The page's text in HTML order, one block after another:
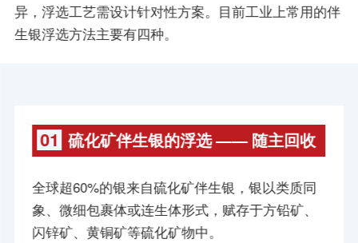
异，浮选工艺需设计针对性方案。目前工业上常用的伴
生银浮选方法主要有四种。
01 硫化矿伴生银的浮选 —— 随主回收
全球超60%的银来自硫化矿伴生银，银以类质同
象、微细包裹体或连生体形式，赋存于方铅矿、
闪锌矿、黄铜矿等硫化矿物中。